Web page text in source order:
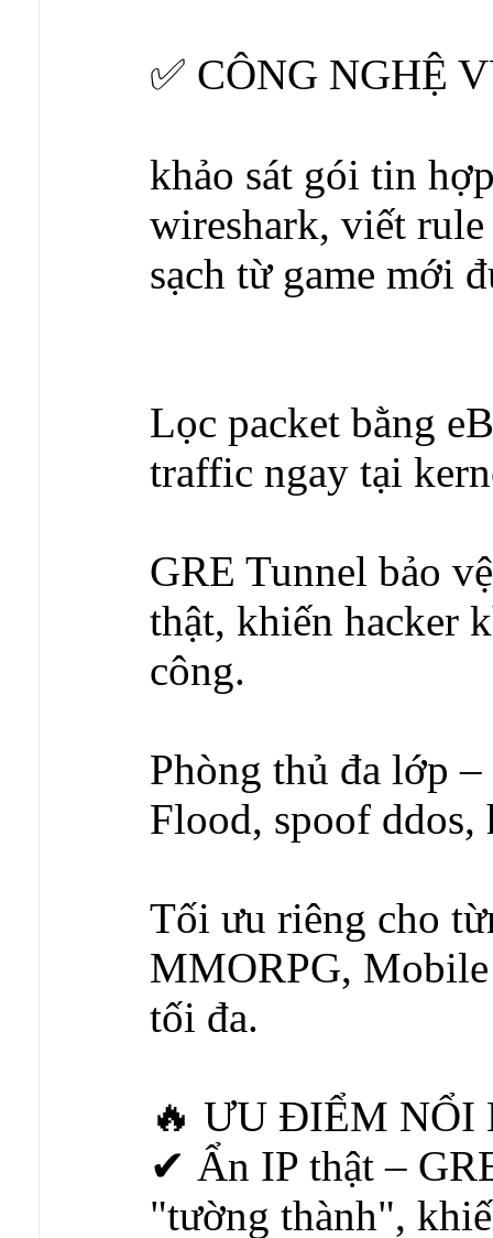
✅ CÔNG NGHỆ
khảo sát gói tin
wireshark, viết
sạch từ game mới
Lọc packet bằng
traffic ngay tại
GRE Tunnel bảo
thật, khiến hacker
công.
Phòng thủ đa lớp
Flood, spoof ddos,
Tối ưu riêng cho
MMORPG,
tối đa.
🔥 ƯU ĐIỂM NỔI
✔ Ẩn IP thật –
"tường thành",